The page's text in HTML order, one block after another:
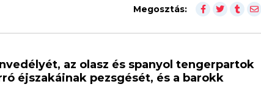
Megosztás:
az olasz és spanyol tengerpartok
éjszakáinak pezsgését, és a barokk